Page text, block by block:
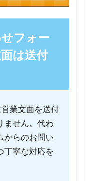
フォー
は送付
業文面を送付
ません。代わ
からのお問い
丁寧な対応を